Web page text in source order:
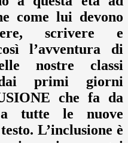
come lui devono
scrivere e
l’avventura di
nostre classi
primi giorni
che fa da
a tutte le nuove
L’inclusione è